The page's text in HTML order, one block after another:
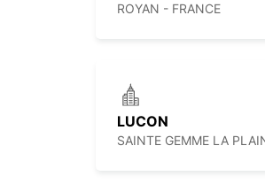
ROYAN - FRANCE
LUCON
SAINTE GEMME LA